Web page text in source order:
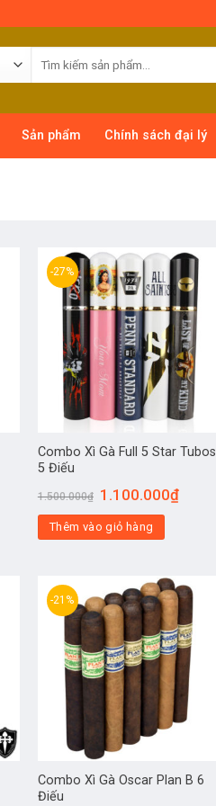
Sản phẩm Chính sách đại lý
-27%
Combo Xì Gà Full 5 Star Tubos
5 Điếu
1.500.000₫ 1.100.000₫
Thêm vào giỏ hàng
-21%
Combo Xì Gà Oscar Plan B 6
Điếu